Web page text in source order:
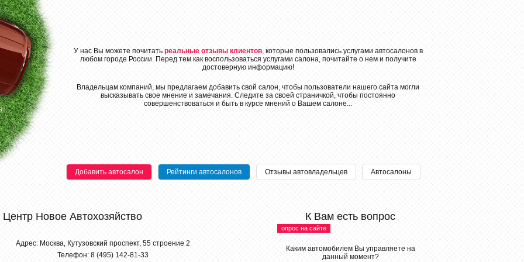
У нас Вы можете почитать реальные отзывы клиентов, которые пользовались услугами автосалонов в
любом городе России. Перед тем как воспользоваться услугами салона, почитайте о нем и получите
достоверную информацию!
Владельцам компаний, мы предлагаем добавить свой салон, чтобы пользователи нашего сайта могли
высказывать свое мнение и замечания. Следите за своей страничкой, чтобы постоянно
совершенствоваться и быть в курсе мнений о Вашем салоне...
Добавить автосалон Рейтинги автосалонов Отзывы автовладельцев Автосалоны
Новое Автохозяйство
Адрес: Москва, Кутузовский проспект, 55 строение 2
Телефон: 8 (495) 142-81-33
К Вам есть вопрос
опрос на сайте
Каким автомобилем Вы управляете на
данный момент?